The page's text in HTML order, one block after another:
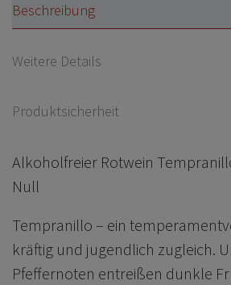
Beschreibung
Weitere Details
Produktsicherheit
Alkoholfreier Rotwein
Null
Tempranillo – ein te
kräftig und jugendlich zugleich.
Pfeffernoten entreißen dunkle